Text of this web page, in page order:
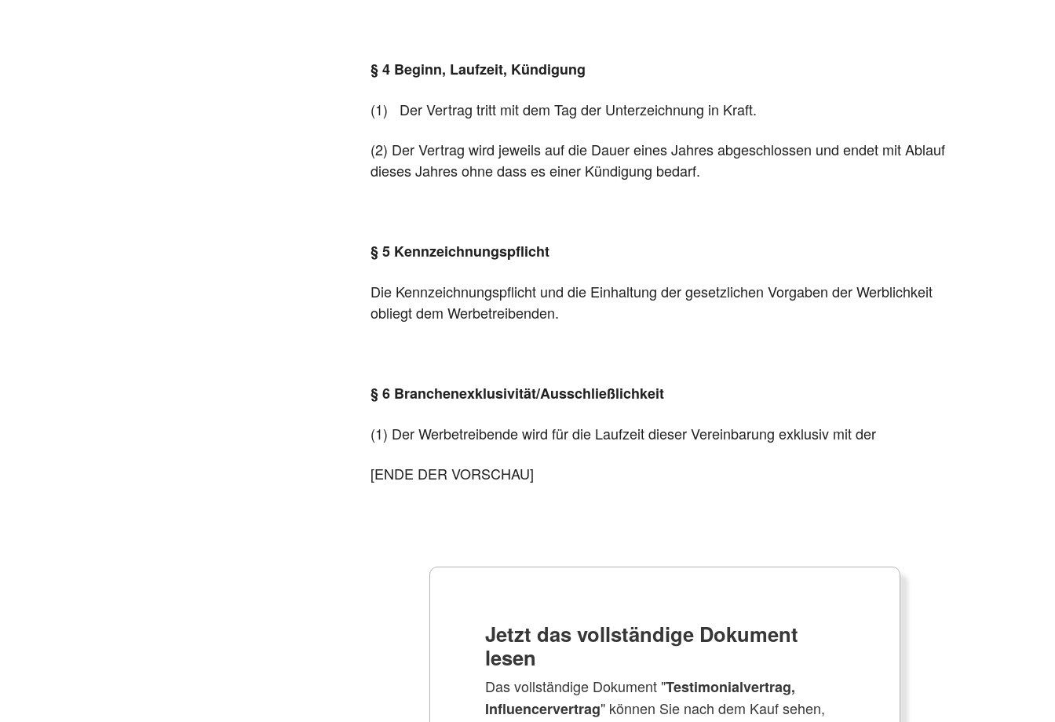
§ 4 Beginn, Laufzeit, Kündigung
(1) Der Vertrag tritt mit dem Tag der Unterzeichnung in Kraft.
(2) Der Vertrag wird jeweils auf die Dauer eines Jahres abgeschlossen und endet mit Ablauf
dieses Jahres ohne dass es einer Kündigung bedarf.
§ 5 Kennzeichnungspflicht
Die Kennzeichnungspflicht und die Einhaltung der gesetzlichen Vorgaben der Werblichkeit
obliegt dem Werbetreibenden.
§ 6 Branchenexklusivität/Ausschließlichkeit
(1) Der Werbetreibende wird für die Laufzeit dieser Vereinbarung exklusiv mit der
[ENDE DER VORSCHAU]
Jetzt das vollständige Dokument
lesen
Das vollständige Dokument "Testimonialvertrag,
Influencervertrag" können Sie nach dem Kauf sehen,